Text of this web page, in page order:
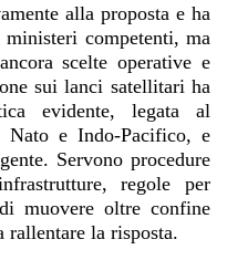
alla proposta e ha
competenti, ma
scelte operative e
sui lanci satellitari ha
evidente, legata al
Nato e Indo-Pacifico, e
Servono procedure
regole per
muovere oltre confine
rallentare la risposta.